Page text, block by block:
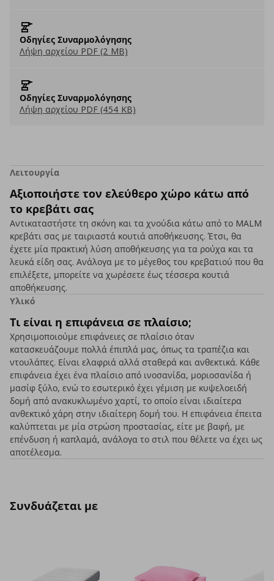
Οδηγίες Συναρμολόγησης
Λήψη αρχείου PDF (2 MB)
Οδηγίες Συναρμολόγησης
Λήψη αρχείου PDF (454 KB)
Λειτουργία
Αξιοποιήστε τον ελεύθερο χώρο κάτω από
το κρεβάτι σας
Αντικαταστήστε τη σκόνη και τα χνούδια κάτω από το MALM
κρεβάτι σας με ταιριαστά κουτιά αποθήκευσης. Έτσι, θα
έχετε μία πρακτική λύση αποθήκευσης για τα ρούχα και τα
λευκά είδη σας. Ανάλογα με το μέγεθος του κρεβατιού που θα
επιλέξετε, μπορείτε να χωρέσετε έως τέσσερα κουτιά
αποθήκευσης.
Υλικό
Τι είναι η επιφάνεια σε πλαίσιο;
Χρησιμοποιούμε επιφάνειες σε πλαίσιο όταν
κατασκευάζουμε πολλά έπιπλά μας, όπως τα τραπέζια και
ντουλάπες. Είναι ελαφριά αλλά σταθερά και ανθεκτικά. Κάθε
επιφάνεια έχει ένα πλαίσιο από ινοσανίδα, μοριοσανίδα ή
μασίφ ξύλο, ενώ το εσωτερικό έχει γέμιση με κυψελοειδή
δομή από ανακυκλωμένο χαρτί, το οποίο είναι ιδιαίτερα
ανθεκτικό χάρη στην ιδιαίτερη δομή του. Η επιφάνεια έπειτα
καλύπτεται με μία στρώση προστασίας, είτε με βαφή, με
επένδυση ή καπλαμά, ανάλογα το στιλ που θέλετε να έχει ως
αποτέλεσμα.
Συνδυάζεται με